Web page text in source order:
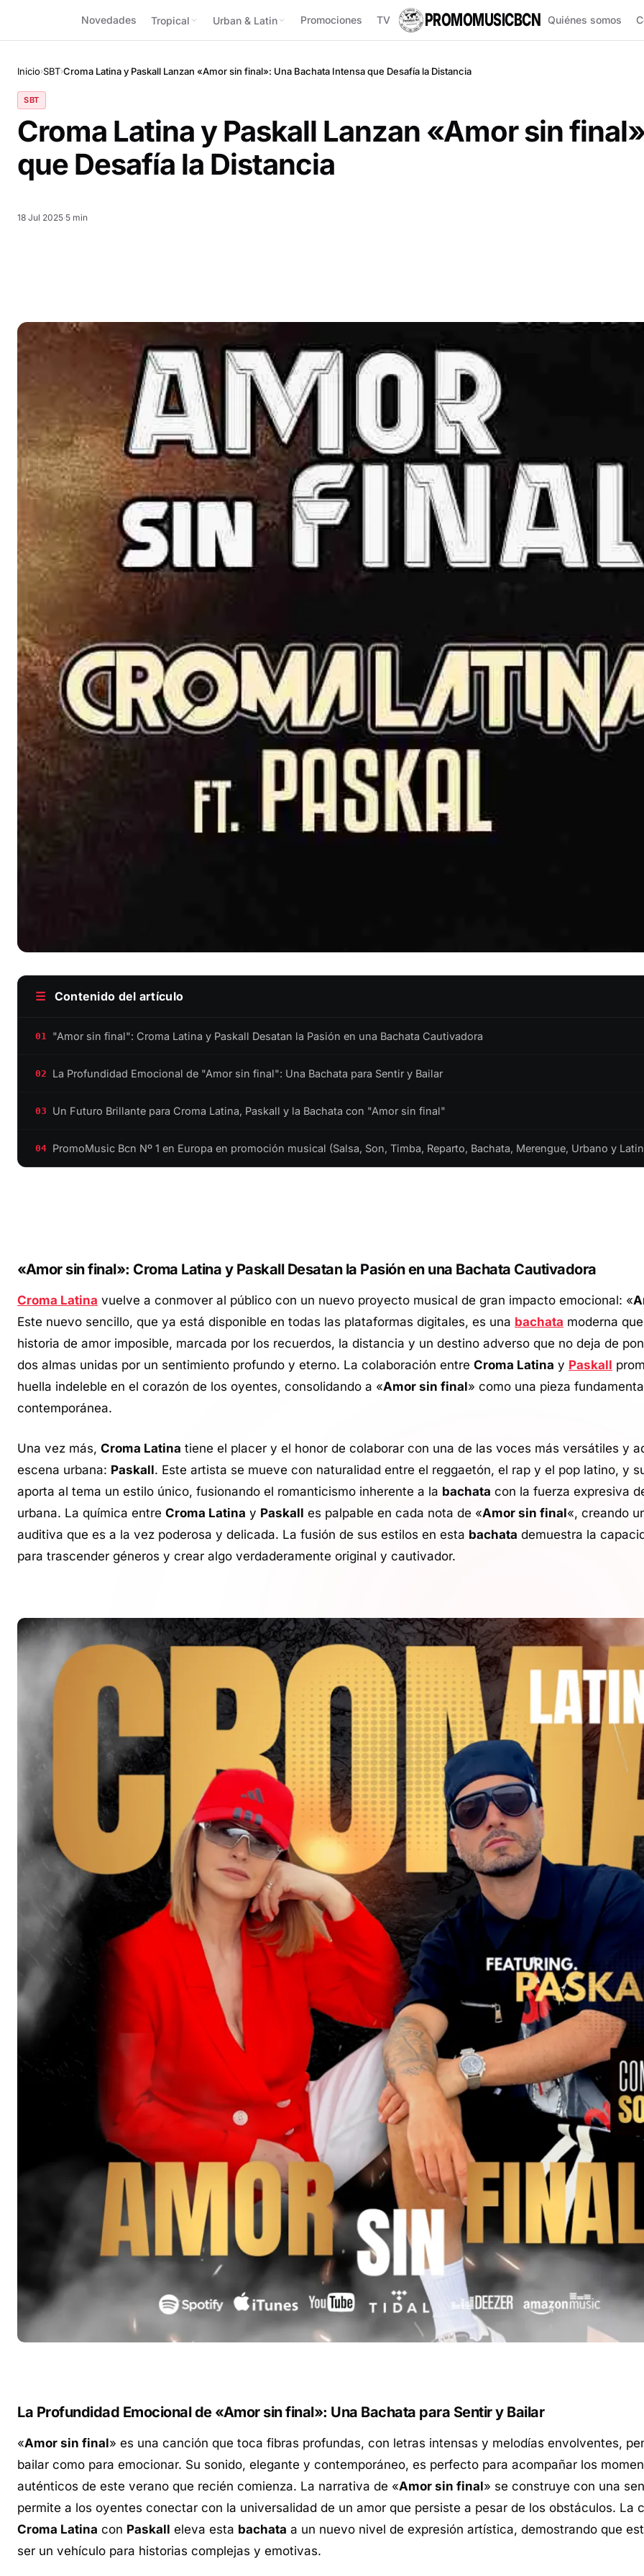
Novedades Tropical Urban & Latin Promociones TV PROMOMUSICBCN Quiénes somos
Inicio›SBT›Croma Latina y Paskall Lanzan «Amor sin final»: Una Bachata Intensa que Desafía la Distancia
SBT
Croma Latina y Paskall Lanzan «Amor sin
que Desafía la Distancia
18 Jul 2025·5 min
☰ Contenido del artículo
01 "Amor sin final": Croma Latina y Paskall Desatan la Pasión en una Bachata Cautivadora
02 La Profundidad Emocional de "Amor sin final": Una Bachata para Sentir y Bailar
03 Un Futuro Brillante para Croma Latina, Paskall y la Bachata con "Amor sin final"
04 PromoMusic Bcn Nº 1 en Europa en promoción musical (Salsa, Son, Timba, Reparto, Bachata, Merengue, Urbano y
«Amor sin final»: Croma Latina y Paskall Desatan la Pasión en una Bachata Cautivadora
Croma Latina vuelve a conmover al público con un nuevo proyecto musical de gran impacto emocional: «
Este nuevo sencillo, que ya está disponible en todas las plataformas digitales, es una bachata moderna
historia de amor imposible, marcada por los recuerdos, la distancia y un destino adverso que no deja de
dos almas unidas por un sentimiento profundo y eterno. La colaboración entre Croma Latina y Paskall
huella indeleble en el corazón de los oyentes, consolidando a «Amor sin final» como una pieza
contemporánea.
Una vez más, Croma Latina tiene el placer y el honor de colaborar con una de las voces más versátiles y
escena urbana: Paskall. Este artista se mueve con naturalidad entre el reggaetón, el rap y el pop latino, y
aporta al tema un estilo único, fusionando el romanticismo inherente a la bachata con la fuerza expresiva
urbana. La química entre Croma Latina y Paskall es palpable en cada nota de «Amor sin final«, creando
auditiva que es a la vez poderosa y delicada. La fusión de sus estilos en esta bachata demuestra la
para trascender géneros y crear algo verdaderamente original y cautivador.
La Profundidad Emocional de «Amor sin final»: Una Bachata para Sentir y Bailar
«Amor sin final» es una canción que toca fibras profundas, con letras intensas y melodías envolventes,
bailar como para emocionar. Su sonido, elegante y contemporáneo, es perfecto para acompañar los
auténticos de este verano que recién comienza. La narrativa de «Amor sin final» se construye con una
permite a los oyentes conectar con la universalidad de un amor que persiste a pesar de los obstáculos. La
Croma Latina con Paskall eleva esta bachata a un nuevo nivel de expresión artística, demostrando que
ser un vehículo para historias complejas y emotivas.